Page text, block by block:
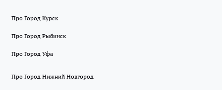
Про Город Курск
Про Город Рыбинск
Про Город Уфа
Про Город Нижний Новгород